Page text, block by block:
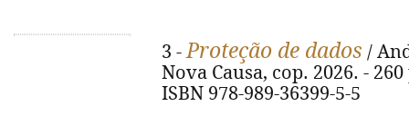
3 -Proteção de dados /
Nova Causa, cop. 2026. -
ISBN 978-989-36399-5-5